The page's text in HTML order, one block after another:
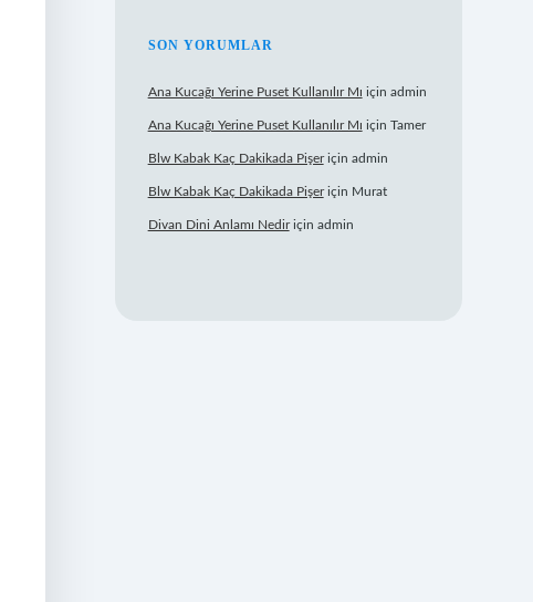
SON YORUMLAR
Ana Kucağı Yerine Puset Kullanılır Mı için admin
Ana Kucağı Yerine Puset Kullanılır Mı için Tamer
Blw Kabak Kaç Dakikada Pişeriçin admin
Blw Kabak Kaç Dakikada Pişeriçin Murat
Divan Dini Anlamı Nediriçin admin